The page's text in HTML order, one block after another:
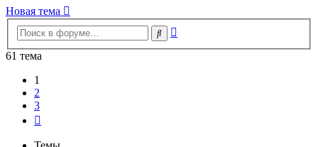
Новая тема
Поиск
61 тема
1
2
3